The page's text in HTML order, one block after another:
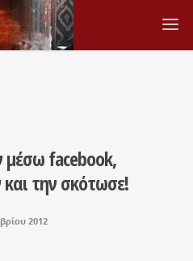
μέσω facebook,
την σκότωσε!
2012